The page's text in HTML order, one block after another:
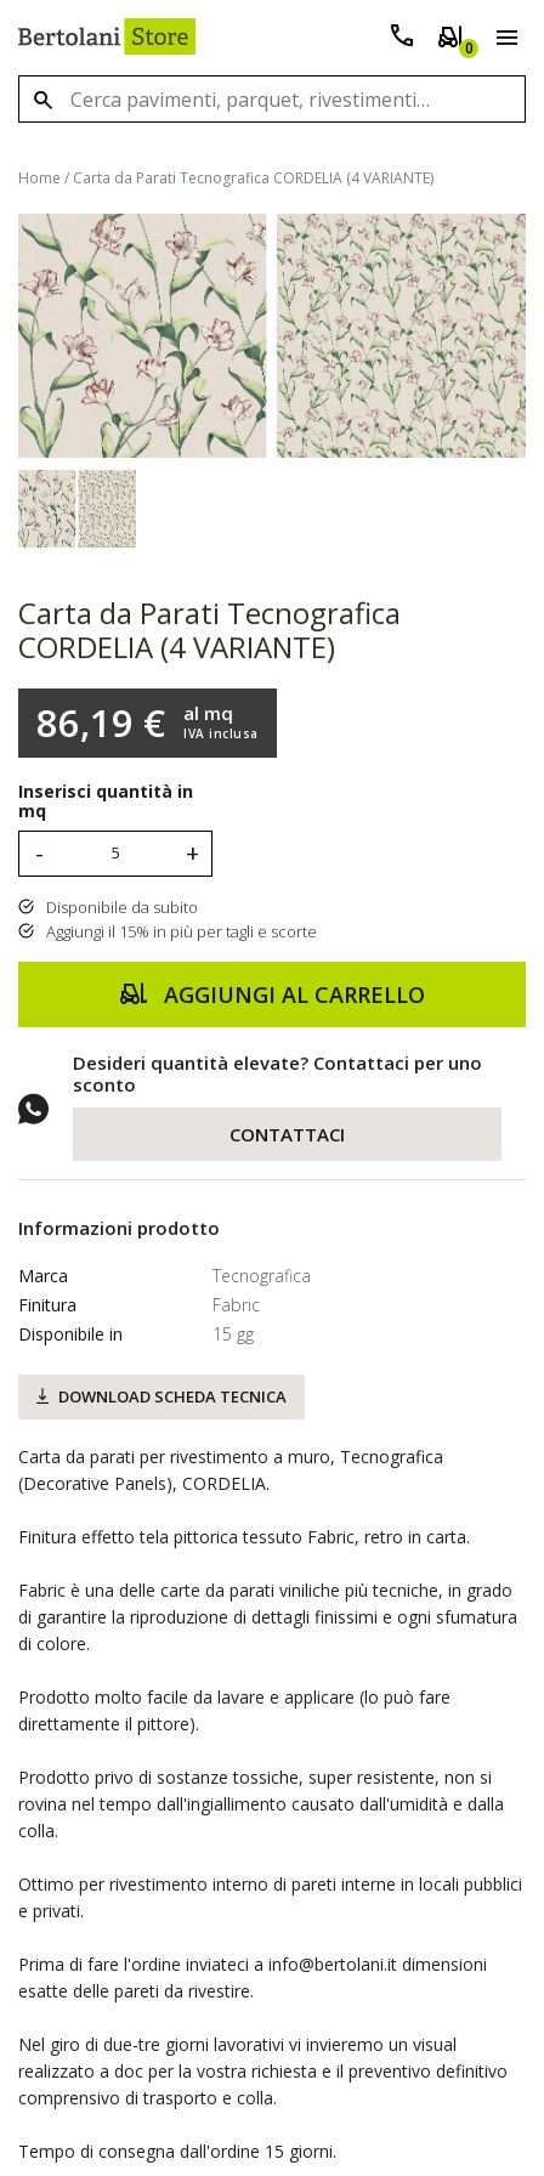
0
Home / Carta da Parati Tecnografica CORDELIA (4 VARIANTE)
Carta da Parati Tecnografica
CORDELIA (4 VARIANTE)
86,19 € IVA inclusa
al mq
Inserisci quantità in
mq
- +
Disponibile da subito
Aggiungi il 15% in più per tagli e scorte
AGGIUNGI AL CARRELLO
Desideri quantità elevate? Contattaci per uno
sconto
CONTATTACI
Informazioni prodotto
Marca
Tecnografica
Finitura
Fabric
Disponibile in
15 gg
DOWNLOAD SCHEDA TECNICA
Carta da parati per rivestimento a muro, Tecnografica
(Decorative Panels), CORDELIA.
Finitura effetto tela pittorica tessuto Fabric, retro in carta.
Fabric è una delle carte da parati viniliche più tecniche, in grado
di garantire la riproduzione di dettagli finissimi e ogni sfumatura
di colore.
Prodotto molto facile da lavare e applicare (lo può fare
direttamente il pittore).
Prodotto privo di sostanze tossiche, super resistente, non si
rovina nel tempo dall'ingiallimento causato dall'umidità e dalla
colla.
Ottimo per rivestimento interno di pareti interne in locali pubblici
e privati.
Prima di fare l'ordine inviateci a info@bertolani.it dimensioni
esatte delle pareti da rivestire.
Nel giro di due-tre giorni lavorativi vi invieremo un visual
realizzato a doc per la vostra richiesta e il preventivo definitivo
comprensivo di trasporto e colla.
Tempo di consegna dall'ordine 15 giorni.